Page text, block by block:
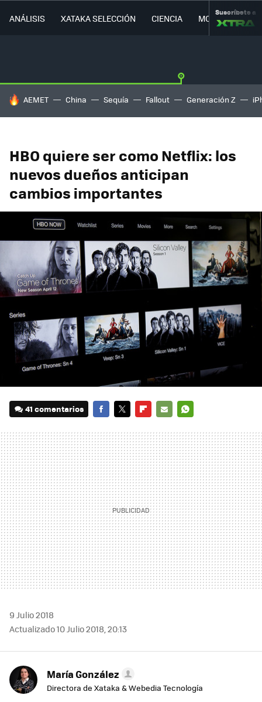
ANÁLISIS XATAKA SELECCIÓN CIENCIA MOVILIDAD
Suscríbete a
HOY SE HABLA DE
AEMET China Sequía Fallout Generación Z
HBO quiere ser como Netflix: los
nuevos dueños anticipan
cambios importantes
41 comentarios
MAIL
9 Julio 2018
Actualizado 10 Julio 2018, 20:13
María González
Directora de Xataka & Webedia Tecnología